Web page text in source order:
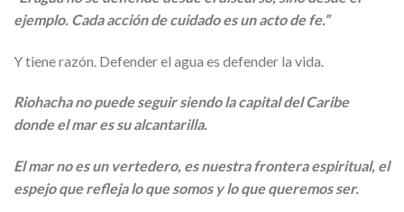
ejemplo. Cada acción de cuidado es un acto de fe.”
Y tiene razón. Defender el agua es defender la vida.
Riohacha no puede seguir siendo la capital del Caribe
donde el mar es su alcantarilla.
El mar no es un vertedero, es nuestra frontera espiritual, el
espejo que refleja lo que somos y lo que queremos ser.